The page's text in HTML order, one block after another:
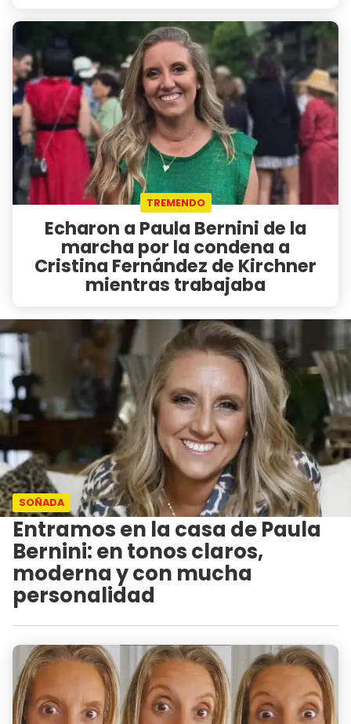
TREMENDO
Echaron a Paula Bernini de la
marcha por la condena a
Cristina Fernández de Kirchner
mientras trabajaba
SOÑADA
Entramos en la casa de Paula
Bernini: en tonos claros,
moderna y con mucha
personalidad